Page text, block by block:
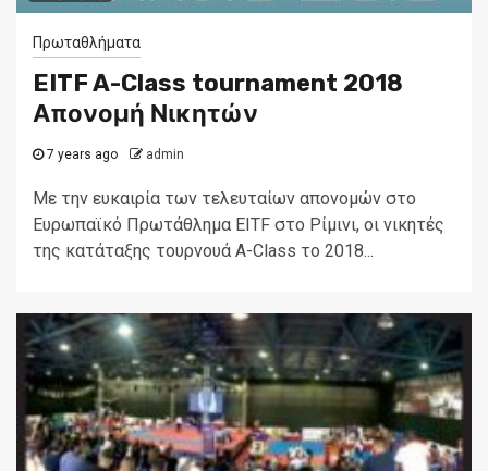
Πρωταθλήματα
EITF A-Class tournament 2018
Απονομή Νικητών
7 years ago admin
Με την ευκαιρία των τελευταίων απονομών στο
Ευρωπαϊκό Πρωτάθλημα EITF στο Ρίμινι, οι νικητές
της κατάταξης τουρνουά A-Class το 2018...